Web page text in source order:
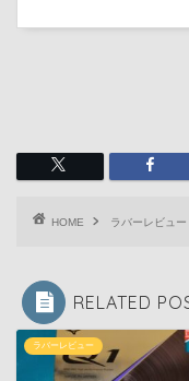
HOME ラバーレビュー
RELATED
ラバーレビュー